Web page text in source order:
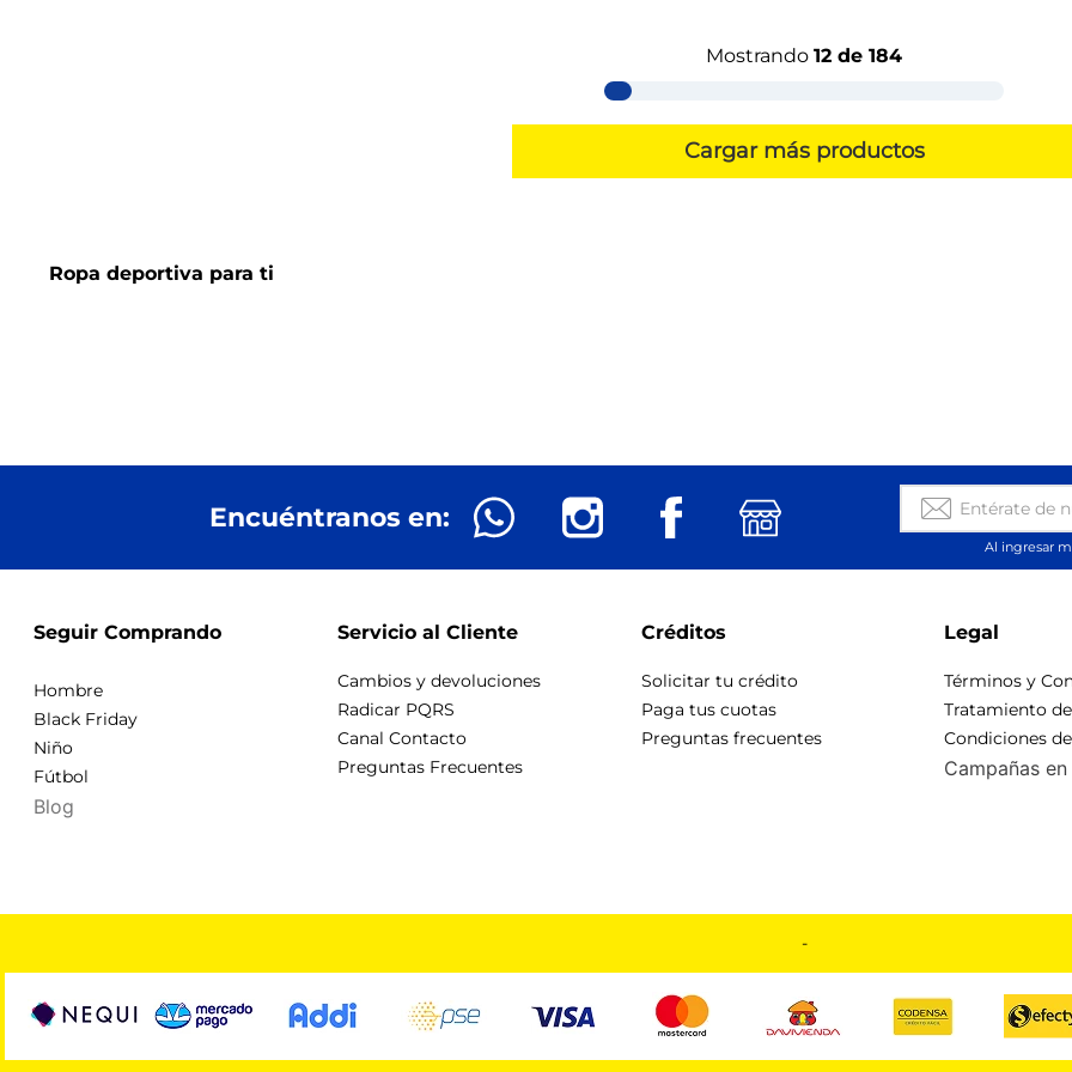
Mostrando 12 de 184
Ropa deportiva para ti
Encuéntranos en:
Al ingresar
Seguir Comprando
Hombre
Black Friday
Niño
Fútbol
Blog
Servicio al Cliente
Cambios y devoluciones
Radicar PQRS
Canal Contacto
Preguntas Frecuentes
Créditos
Solicitar tu crédito
Paga tus cuotas
Preguntas frecuentes
Legal
Términos y
Tratamiento
Condiciones
Campañas
-